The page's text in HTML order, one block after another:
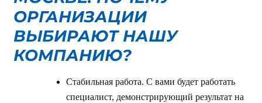
ОРГАНИЗАЦИИ
ВЫБИРАЮТ НАШУ
КОМПАНИЮ?
Стабильная работа. С вами будет работать
специалист, демонстрирующий результат на